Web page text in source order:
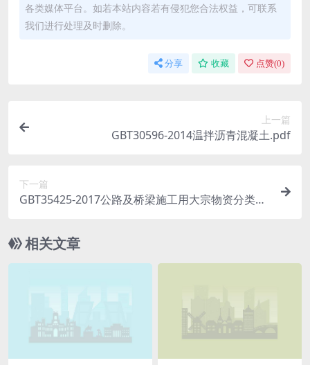
各类媒体平台。如若本站内容若有侵犯您合法权益，可联系
我们进行处理及时删除。
分享 收藏 点赞(0)
上一篇
GBT30596-2014温拌沥青混凝土.pdf
下一篇
GBT35425-2017公路及桥梁施工用大宗物资分类编
相关文章